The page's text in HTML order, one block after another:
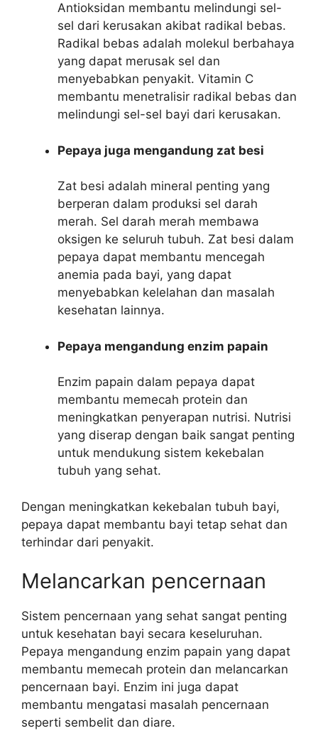
Antioksidan membantu melindungi sel-
sel dari kerusakan akibat radikal bebas.
Radikal bebas adalah molekul berbahaya
yang dapat merusak sel dan
menyebabkan penyakit. Vitamin C
membantu menetralisir radikal bebas dan
melindungi sel-sel bayi dari kerusakan.
Pepaya juga mengandung zat besi
Zat besi adalah mineral penting yang
berperan dalam produksi sel darah
merah. Sel darah merah membawa
oksigen ke seluruh tubuh. Zat besi dalam
pepaya dapat membantu mencegah
anemia pada bayi, yang dapat
menyebabkan kelelahan dan masalah
kesehatan lainnya.
Pepaya mengandung enzim papain
Enzim papain dalam pepaya dapat
membantu memecah protein dan
meningkatkan penyerapan nutrisi. Nutrisi
yang diserap dengan baik sangat penting
untuk mendukung sistem kekebalan
tubuh yang sehat.
Dengan meningkatkan kekebalan tubuh bayi,
pepaya dapat membantu bayi tetap sehat dan
terhindar dari penyakit.
Melancarkan pencernaan
Sistem pencernaan yang sehat sangat penting
untuk kesehatan bayi secara keseluruhan.
Pepaya mengandung enzim papain yang dapat
membantu memecah protein dan melancarkan
pencernaan bayi. Enzim ini juga dapat
membantu mengatasi masalah pencernaan
seperti sembelit dan diare.